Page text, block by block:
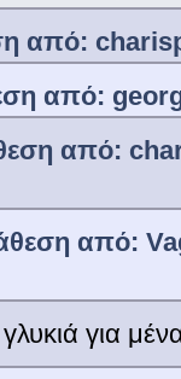
από:
από:
από:
από:
για